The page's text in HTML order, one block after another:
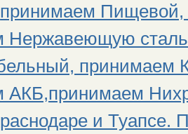
Пищевой,
Нержавеющую
принимаем
АКБ,принимаем
и